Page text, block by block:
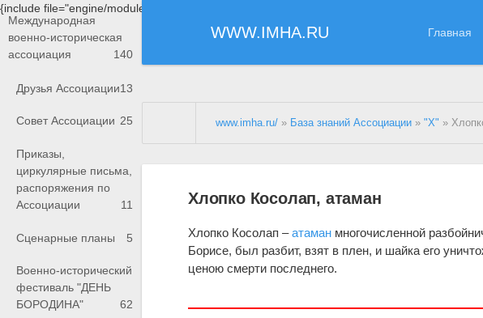
{include file="engine/modules/saperu/head.php"}
WWW.IMHA.RU Главная
Международная
военно-историческая
ассоциация
140
Друзья Ассоциации13
Совет Ассоциации 25
Приказы,
циркулярные письма,
распоряжения по
Ассоциации
11
Сценарные планы 5
Военно-исторический
фестиваль "ДЕНЬ
БОРОДИНА"
62
www.imha.ru/ » База знаний Ассоциации »"Х" »
Хлопко Косолап, атаман
Хлопко Косолап –атаман многочисленной
Борисе, был разбит, взят в плен, и шайка его
ценою смерти последнего.